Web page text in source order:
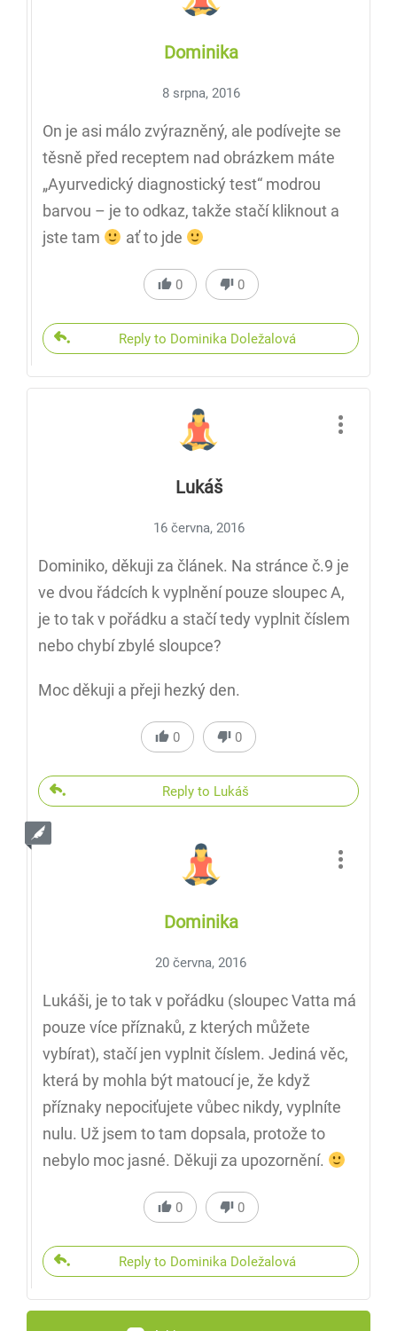
Dominika
8 srpna, 2016
On je asi málo zvýrazněný, ale podívejte se
těsně před receptem nad obrázkem máte
„Ayurvedický diagnostický test“ modrou
barvou – je to odkaz, takže stačí kliknout a
jste tam
ať to jde
0 0
Reply to Dominika Doležalová
Lukáš
16 června, 2016
Dominiko, děkuji za článek. Na stránce č.9 je
ve dvou řádcích k vyplnění pouze sloupec A,
je to tak v pořádku a stačí tedy vyplnit číslem
nebo chybí zbylé sloupce?
Moc děkuji a přeji hezký den.
0 0
Reply to Lukáš
Dominika
20 června, 2016
Lukáši, je to tak v pořádku (sloupec Vatta má
pouze více příznaků, z kterých můžete
vybírat), stačí jen vyplnit číslem. Jediná věc,
která by mohla být matoucí je, že když
příznaky nepociťujete vůbec nikdy, vyplníte
nulu. Už jsem to tam dopsala, protože to
nebylo moc jasné. Děkuji za upozornění.
0 0
Reply to Dominika Doležalová